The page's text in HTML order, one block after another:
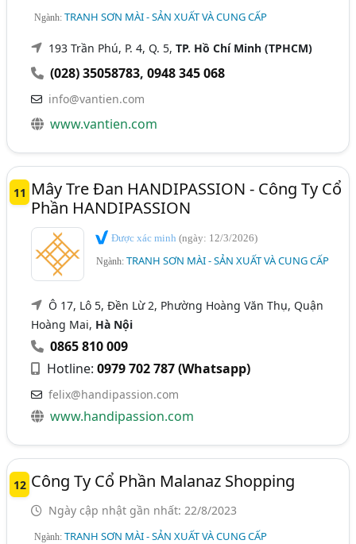
Ngành:TRANH SƠN MÀI - SẢN XUẤT VÀ CUNG CẤP
193 Trần Phú, P. 4, Q. 5,TP. Hồ Chí Minh (TPHCM)
(028) 35058783,0948 345 068
info@vantien.com
www.vantien.com
11 Mây Tre Đan HANDIPASSION - Công Ty Cổ
Phần HANDIPASSION
Được xác minh(ngày: 12/3/2026)
Ngành:TRANH SƠN MÀI - SẢN XUẤT VÀ CUNG CẤP
Ô 17, Lô 5, Đền Lừ 2, Phường Hoàng Văn Thụ, Quận
Hoàng Mai, Hà Nội
0865 810 009
Hotline:0979 702 787 (Whatsapp)
felix@handipassion.com
www.handipassion.com
12 Công Ty Cổ Phần Malanaz Shopping
Ngày cập nhật gần nhất: 22/8/2023
Ngành:TRANH SƠN MÀI - SẢN XUẤT VÀ CUNG CẤP